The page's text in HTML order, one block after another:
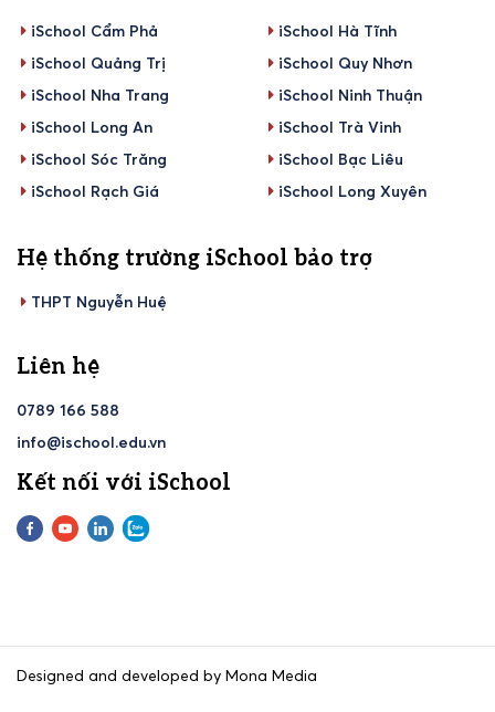
iSchool Cẩm Phả
iSchool Hà Tĩnh
iSchool Quảng Trị
iSchool Quy Nhơn
iSchool Nha Trang
iSchool Ninh Thuận
iSchool Long An
iSchool Trà Vinh
iSchool Sóc Trăng
iSchool Bạc Liêu
iSchool Rạch Giá
iSchool Long Xuyên
Hệ thống trường iSchool bảo trợ
THPT Nguyễn Huệ
Liên hệ
0789 166 588
info@ischool.edu.vn
Kết nối với iSchool
Designed and developed by Mona Media